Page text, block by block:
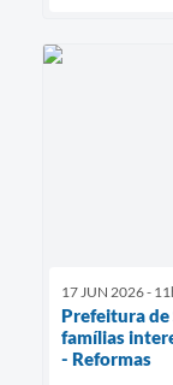
17 JUN 2026 -
Prefeitura de
famílias
- Reformas